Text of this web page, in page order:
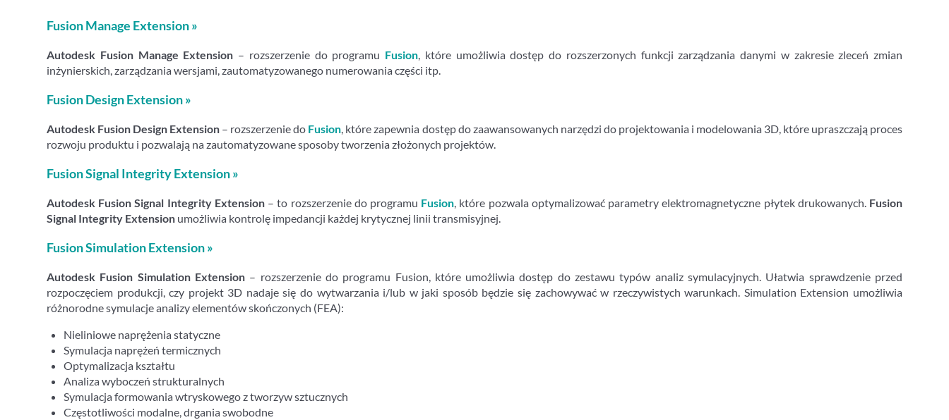
Fusion Manage Extension »
Autodesk Fusion Manage Extension – rozszerzenie do programu Fusion, które umożliwia dostęp do rozszerzonych funkcji zarządzania danymi w zakresie zleceń zmian
inżynierskich, zarządzania wersjami, zautomatyzowanego numerowania części itp.
Fusion Design Extension »
Autodesk Fusion Design Extension – rozszerzenie do Fusion, które zapewnia dostęp do zaawansowanych narzędzi do projektowania i modelowania 3D, które upraszczają proces
rozwoju produktu i pozwalają na zautomatyzowane sposoby tworzenia złożonych projektów.
Fusion Signal Integrity Extension »
Autodesk Fusion Signal Integrity Extension– to rozszerzenie do programu Fusion, które pozwala optymalizować parametry elektromagnetyczne płytek drukowanych. Fusion
Signal Integrity Extension umożliwia kontrolę impedancji każdej krytycznej linii transmisyjnej.
Fusion Simulation Extension »
Autodesk Fusion Simulation Extension– rozszerzenie do programu Fusion, które umożliwia dostęp do zestawu typów analiz symulacyjnych. Ułatwia sprawdzenie przed
rozpoczęciem produkcji, czy projekt 3D nadaje się do wytwarzania i/lub w jaki sposób będzie się zachowywać w rzeczywistych warunkach. Simulation Extension umożliwia
różnorodne symulacje analizy elementów skończonych (FEA):
Nieliniowe naprężenia statyczne
Symulacja naprężeń termicznych
Optymalizacja kształtu
Analiza wyboczeń strukturalnych
Symulacja formowania wtryskowego z tworzyw sztucznych
Częstotliwości modalne, drgania swobodne